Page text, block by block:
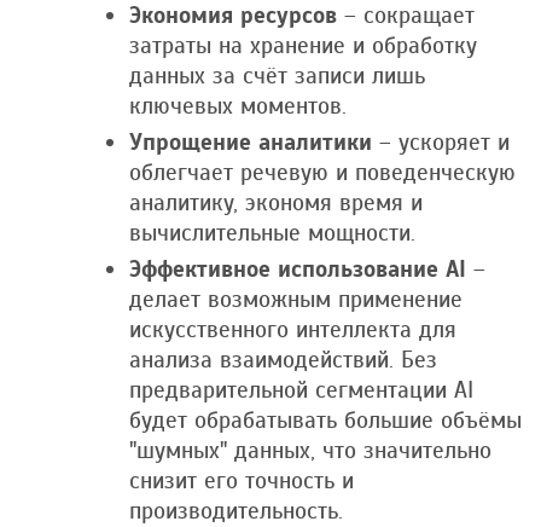
Экономия ресурсов – сокращает
затраты на хранение и обработку
данных за счёт записи лишь
ключевых моментов.
Упрощение аналитики – ускоряет и
облегчает речевую и поведенческую
аналитику, экономя время и
вычислительные мощности.
Эффективное использование AI –
делает возможным применение
искусственного интеллекта для
анализа взаимодействий. Без
предварительной сегментации AI
будет обрабатывать большие объёмы
"шумных" данных, что значительно
снизит его точность и
производительность.